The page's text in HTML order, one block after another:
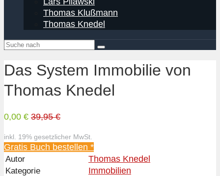
Thomas Klußmann
Thomas Knedel
Das System Immobilie von
Thomas Knedel
0,00 € 39,95 €
inkl. 19% gesetzlicher MwSt.
Gratis Buch bestellen *
Autor Thomas Knedel
Kategorie Immobilien